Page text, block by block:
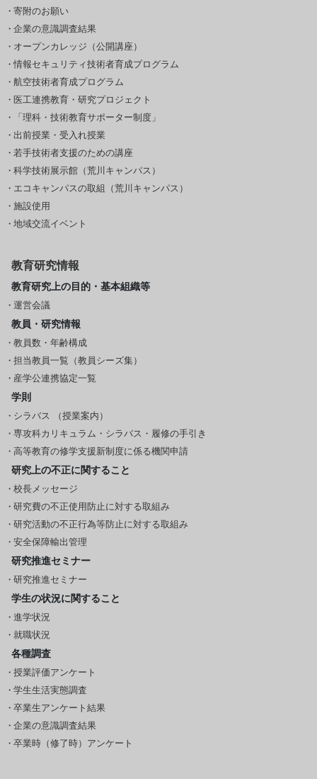
寄附のお願い
企業の意識調査結果
オープンカレッジ（公開講座）
情報セキュリティ技術者育成プログラム
航空技術者育成プログラム
医工連携教育・研究プロジェクト
「理科・技術教育サポーター制度」
出前授業・受入れ授業
若手技術者支援のための講座
科学技術展示館（荒川キャンパス）
エコキャンパスの取組（荒川キャンパス）
施設使用
地域交流イベント
教育研究情報
教育研究上の目的・基本組織等
運営会議
教員・研究情報
教員数・年齢構成
担当教員一覧（教員シーズ集）
産学公連携協定一覧
学則
シラバス （授業案内）
専攻科カリキュラム・シラバス・履修の手引き
高等教育の修学支援新制度に係る機関申請
研究上の不正に関すること
校長メッセージ
研究費の不正使用防止に対する取組み
研究活動の不正行為等防止に対する取組み
安全保障輸出管理
研究推進セミナー
研究推進セミナー
学生の状況に関すること
進学状況
就職状況
各種調査
授業評価アンケート
学生生活実態調査
卒業生アンケート結果
企業の意識調査結果
卒業時（修了時）アンケート